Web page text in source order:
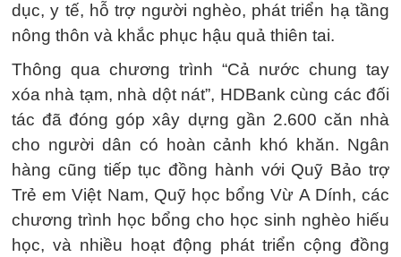
dục, y tế, hỗ trợ người nghèo, phát triển hạ tầng
nông thôn và khắc phục hậu quả thiên tai.
Thông qua chương trình “Cả nước chung tay
xóa nhà tạm, nhà dột nát”, HDBank cùng các đối
tác đã đóng góp xây dựng gần 2.600 căn nhà
cho người dân có hoàn cảnh khó khăn. Ngân
hàng cũng tiếp tục đồng hành với Quỹ Bảo trợ
Trẻ em Việt Nam, Quỹ học bổng Vừ A Dính, các
chương trình học bổng cho học sinh nghèo hiếu
học, và nhiều hoạt động phát triển cộng đồng